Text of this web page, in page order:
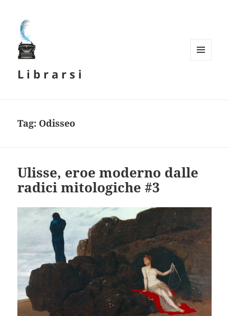
L i b r a r s i
Tag: Odisseo
Ulisse, eroe moderno dalle
radici mitologiche #3